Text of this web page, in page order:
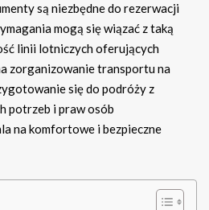
są niezbędne do rezerwacji
mogą się wiązać z taką
linii lotniczych oferujących
zorganizowanie transportu na
się do podróży z
potrzeb i praw osób
na komfortowe i bezpieczne